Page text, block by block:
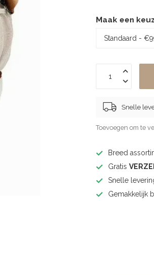
Maak een
Snelle
Toevoegen om te
Breed
Gratis
Snelle
Gemakkelijk